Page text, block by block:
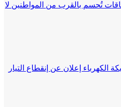
تُحسم بالقرب من المواطنين لا
إعلان عن إنقطاع التيار